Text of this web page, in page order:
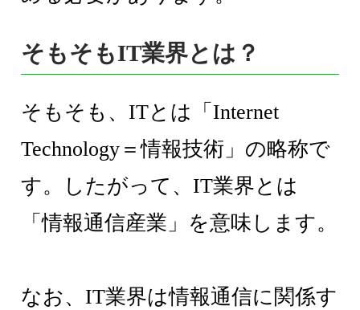
そもそもIT業界とは？
そもそも、ITとは「Internet
Technology＝情報技術」の略称で
す。したがって、IT業界とは
「情報通信産業」を意味します。
なお、IT業界は情報通信に関係す